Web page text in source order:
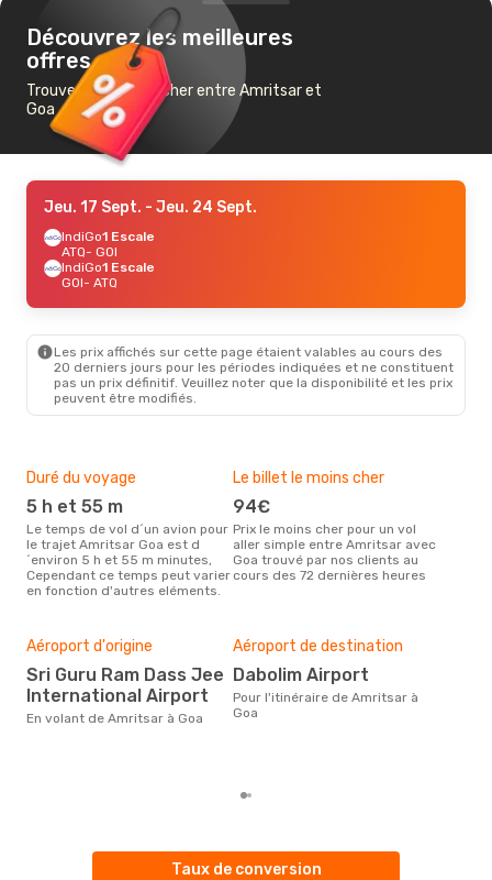
Découvrez les meilleures
offres
Trouvez un vol pas cher entre Amritsar et
Goa
Jeu. 17 Sept. - Jeu. 24 Sept.
IndiGo1 Escale
ATQ- GOI
IndiGo1 Escale
GOI- ATQ
Les prix affichés sur cette page étaient valables au cours des
20 derniers jours pour les périodes indiquées et ne constituent
pas un prix définitif. Veuillez noter que la disponibilité et les prix
peuvent être modifiés.
Duré du voyage
5 h et 55 m
Le temps de vol d´un avion pour
le trajet Amritsar Goa est d
´environ 5 h et 55 m minutes,
Cependant ce temps peut varier
en fonction d'autres eléments.
Le billet le moins cher
94€
Prix le moins cher pour un vol
aller simple entre Amritsar avec
Goa trouvé par nos clients au
cours des 72 dernières heures
Aéroport d'origine
Sri Guru Ram Dass Jee
International Airport
En volant de Amritsar à Goa
Aéroport de destination
Dabolim Airport
Pour l'itinéraire de Amritsar à
Goa
Taux de conversion